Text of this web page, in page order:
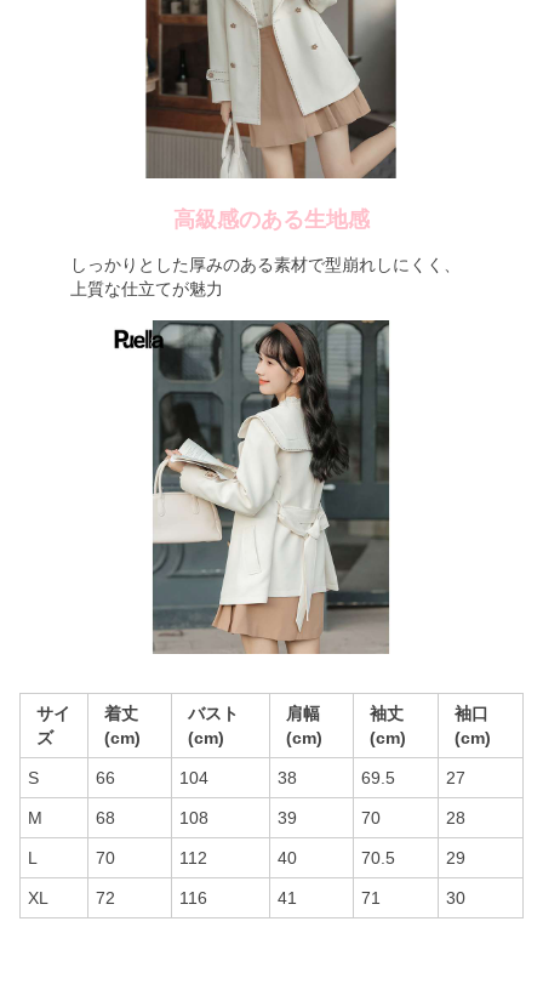
高級感のある生地感
しっかりとした厚みのある素材で型崩れしにくく、
上質な仕立てが魅力
サイ
ズ
着丈
(cm)
バスト
(cm)
肩幅
(cm)
袖丈
(cm)
袖口
(cm)
S 66 104 38 69.5 27
M 68 108 39 70 28
L 70 112 40 70.5 29
XL 72 116 41 71 30